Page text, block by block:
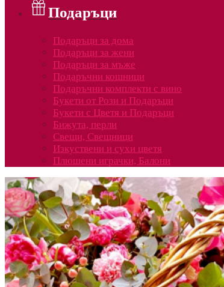
Подаръци
Подаръци за дома
Подаръци за жени
Подаръци за мъже
Подаръчни кошници
Подаръчни комплекти с вино
Букети от Рози и Подаръци
Букети с Цветя и Подаръци
Бижута, перли
Свещи, Свещници
Изкуствени и сухи цветя
Плюшени играчки, Балони